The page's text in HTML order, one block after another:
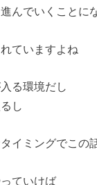
んでいくことに
ていますよね
る環境だし
し
イミングでこの
ていけば